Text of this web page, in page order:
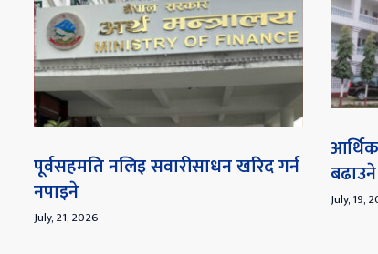
पूर्वसहमति नलिइ सवारीसाधन खरिद गर्न
नपाइने
July, 21, 2026
July, 19,